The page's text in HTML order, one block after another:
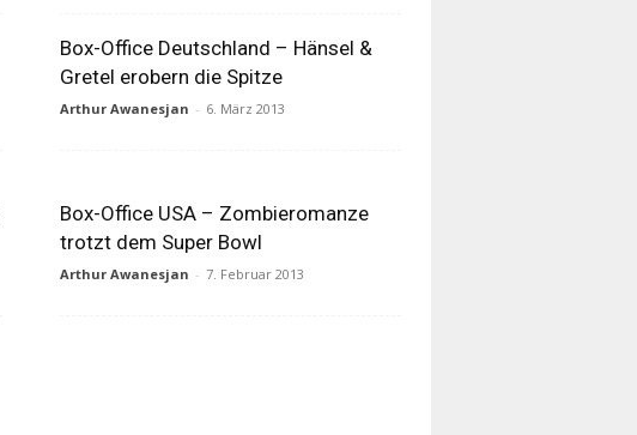
Box-Office Deutschland – Hänsel &
Gretel erobern die Spitze
Arthur Awanesjan - 6. März 2013
Box-Office USA – Zombieromanze
trotzt dem Super Bowl
Arthur Awanesjan - 7. Februar 2013